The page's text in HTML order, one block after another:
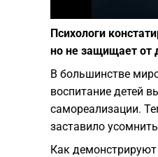
Психологи
но не защищает от
В большинстве
воспитание детей
самореализации.
заставило
Как демонстрируют